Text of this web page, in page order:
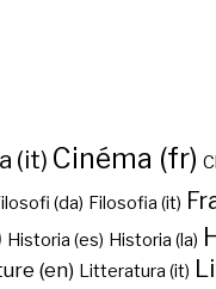
(it) Cinéma (fr)
(da) Filosofia (it)
Historia (es) Historia (la)
(en) Litteratura (it)